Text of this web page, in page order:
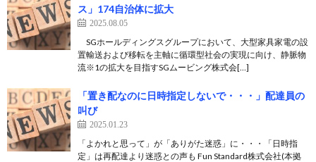
ス」174自治体に拡大
2025.08.05
SGホールディングスグループにおいて、大型家具家電の設
置輸送および移転を主軸に循環型社会の実現に向け、静脈物
流※1の拡大を目指すSGムービング株式会[…]
「置き配なのに日時指定しないで・・・」配達員の
叫び
2025.01.23
「よかれと思って」が「ありがた迷惑」に・・・「日時指
定」は再配達より迷惑との声も Fun Standard株式会社(本拠